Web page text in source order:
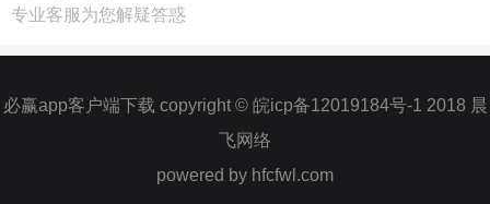
专业客服为您解疑答惑
必赢app客户端下载 copyright © 皖icp备12019184号-1 2018 晨
飞网络
powered by hfcfwl.com